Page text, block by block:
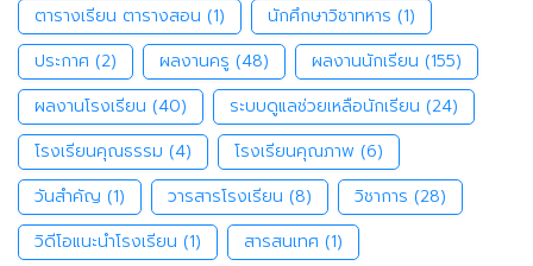
ตารางเรียน ตารางสอน (1) นักศึกษาวิชาทหาร (1)
ประกาศ (2) ผลงานครู (48) ผลงานนักเรียน (155)
ผลงานโรงเรียน (40) ระบบดูแลช่วยเหลือนักเรียน (24)
โรงเรียนคุณธรรม (4) โรงเรียนคุณภาพ (6)
วันสำคัญ (1) วารสารโรงเรียน (8) วิชาการ (28)
วิดีโอแนะนำโรงเรียน (1) สารสนเทศ (1)